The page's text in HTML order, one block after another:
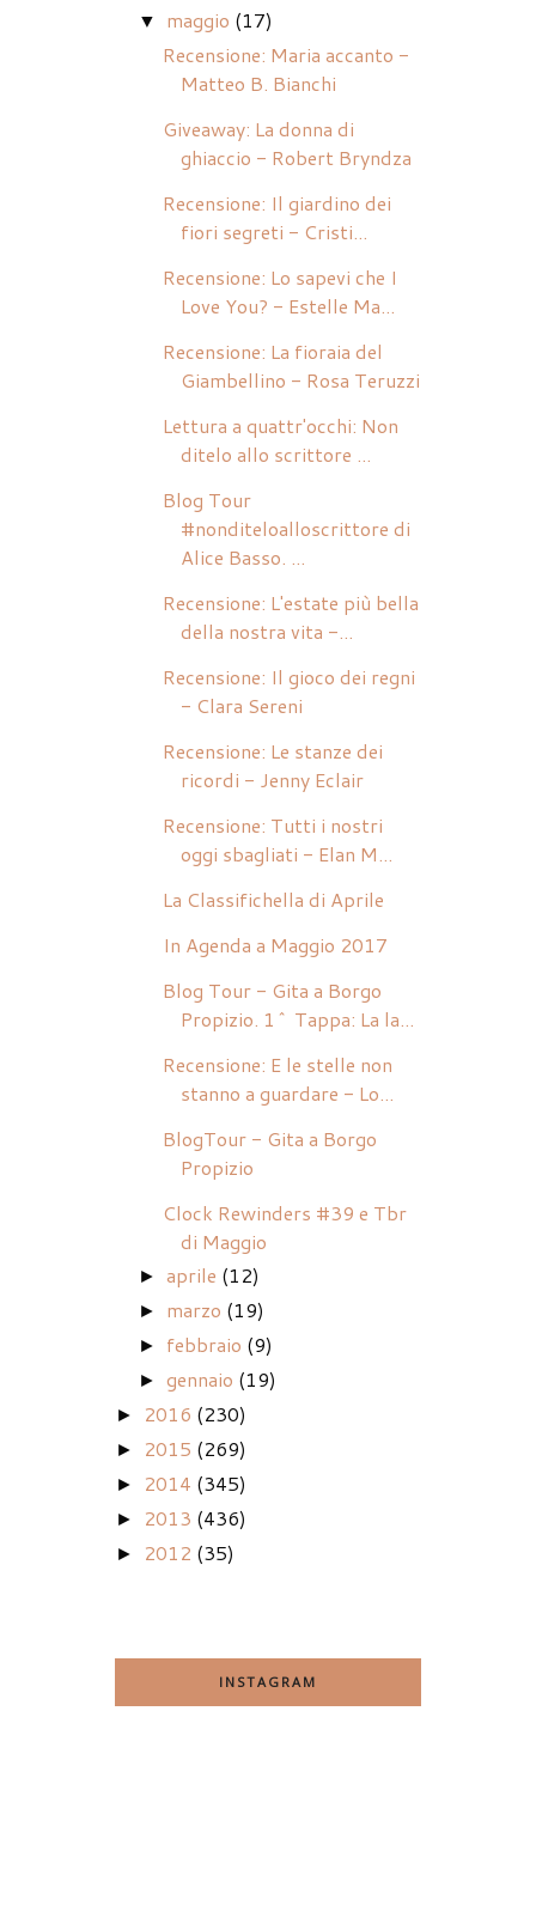
▼ maggio (17)
Recensione: Maria accanto -
Matteo B. Bianchi
Giveaway: La donna di
ghiaccio - Robert Bryndza
Recensione: Il giardino dei
fiori segreti - Cristi...
Recensione: Lo sapevi che I
Love You? - Estelle Ma...
Recensione: La fioraia del
Giambellino - Rosa Teruzzi
Lettura a quattr'occhi: Non
ditelo allo scrittore ...
Blog Tour
#nonditeloalloscrittore di
Alice Basso. ...
Recensione: L'estate più bella
della nostra vita -...
Recensione: Il gioco dei regni
- Clara Sereni
Recensione: Le stanze dei
ricordi - Jenny Eclair
Recensione: Tutti i nostri
oggi sbagliati - Elan M...
La Classifichella di Aprile
In Agenda a Maggio 2017
Blog Tour - Gita a Borgo
Propizio. 1^ Tappa: La la...
Recensione: E le stelle non
stanno a guardare - Lo...
BlogTour - Gita a Borgo
Propizio
Clock Rewinders #39 e Tbr
di Maggio
►aprile (12)
► marzo (19)
► febbraio (9)
►gennaio (19)
► 2016 (230)
► 2015 (269)
► 2014 (345)
► 2013 (436)
► 2012 (35)
INSTAGRAM